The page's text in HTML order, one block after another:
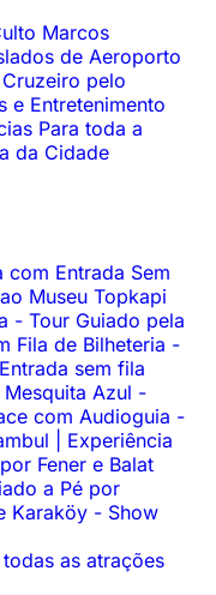
Marcos
de Aeroporto
pelo
e Entretenimento
Para toda a
da Cidade
com Entrada Sem
Museu Topkapi
- Tour Guiado pela
Fila de Bilheteria -
sem fila
Azul -
com Audioguia -
| Experiência
Fener e Balat
a Pé por
Karaköy - Show
todas as atrações